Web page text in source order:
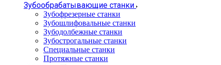
Зубообрабатывающие станки
Зубофрезерные станки
Зубошлифовальные станки
Зубодолбежные станки
Зубострогальные станки
Специальные станки
Протяжные станки